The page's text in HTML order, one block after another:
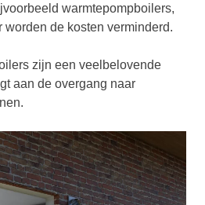
warmtepompboilers,
worden de kosten verminderd.
zijn een veelbelovende
aan de overgang naar